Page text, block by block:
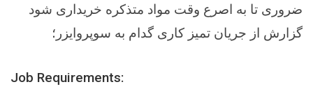
ضروری تا به اصرع وقت مواد متذکره خریداری شود
گزارش از جریان تمیز کاری گدام به سوپروایزر؛
Job Requirements: